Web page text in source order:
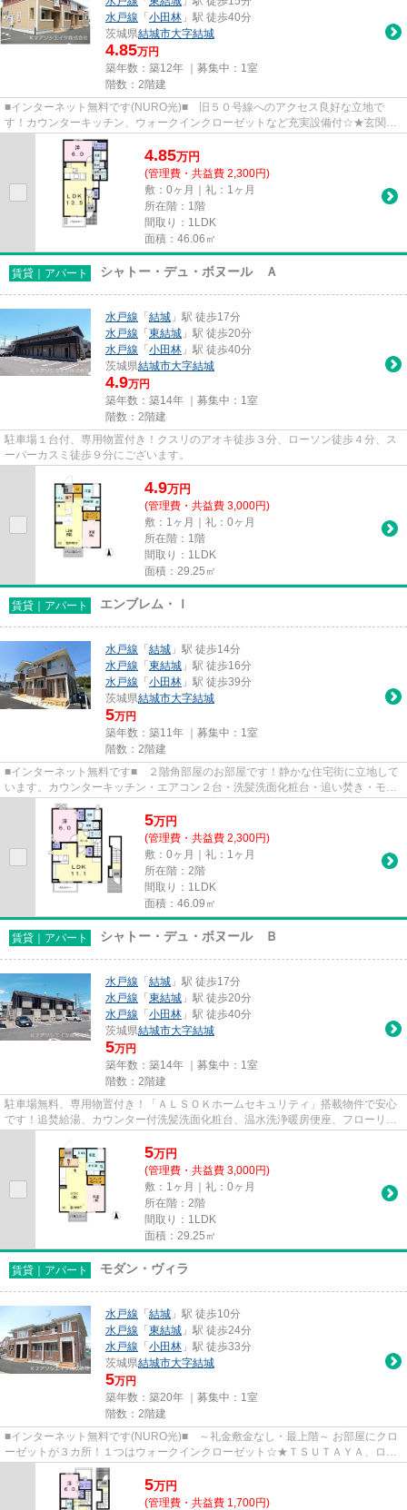
水戸線 「 小田林 」駅 徒歩40分
茨城県結城市大字結城
4.85万円
築年数：築12年 ｜募集中： 1室
階数：2階建
■インターネット無料です(NURO光)■ 旧５０号線へのアクセス良好な立地で
す！カウンターキッチン、ウォークインクローゼットなど充実設備付☆★玄関か
ら、お部屋の中は見えない間取りに...
4.85万円
(管理費・共益費 2,300円)
敷：0ヶ月｜礼：1ヶ月
所在階：1階
間取り：1LDK
面積：46.06㎡
賃貸｜アパート シャトー・デュ・ボヌール Ａ
水戸線 「 結城 」駅 徒歩17分
水戸線 「 東結城 」駅 徒歩20分
水戸線 「 小田林 」駅 徒歩40分
茨城県結城市大字結城
4.9万円
築年数：築14年 ｜募集中： 1室
階数：2階建
駐車場１台付、専用物置付き！クスリのアオキ徒歩３分、ローソン徒歩４分、ス
ーパーカスミ徒歩９分にございます。
4.9万円
(管理費・共益費 3,000円)
敷：1ヶ月｜礼：0ヶ月
所在階：1階
間取り：1LDK
面積：29.25㎡
賃貸｜アパート エンブレム・Ｉ
水戸線 「 結城 」駅 徒歩14分
水戸線 「 東結城 」駅 徒歩16分
水戸線 「 小田林 」駅 徒歩39分
茨城県結城市大字結城
5万円
築年数：築11年 ｜募集中： 1室
階数：2階建
■インターネット無料です■ ２階角部屋のお部屋です！静かな住宅街に立地して
います。カウンターキッチン・エアコン２台・洗髪洗面化粧台・追い焚き・モニ
タ付インターホン・ガスコン...
5万円
(管理費・共益費 2,300円)
敷：0ヶ月｜礼：1ヶ月
所在階：2階
間取り：1LDK
面積：46.09㎡
賃貸｜アパート シャトー・デュ・ボヌール Ｂ
水戸線 「 結城 」駅 徒歩17分
水戸線 「 東結城 」駅 徒歩20分
水戸線 「 小田林 」駅 徒歩40分
茨城県結城市大字結城
5万円
築年数：築14年 ｜募集中： 1室
階数：2階建
駐車場無料、専用物置付き！「ＡＬＳＯＫホームセキュリティ」搭載物件で安心
です！追焚給湯、カウンター付洗髪洗面化粧台、温水洗浄暖房便座、フローリン
5万円
(管理費・共益費 3,000円)
敷：1ヶ月｜礼：0ヶ月
所在階：2階
間取り：1LDK
面積：29.25㎡
賃貸｜アパート モダン・ヴィラ
水戸線 「 結城 」駅 徒歩10分
水戸線 「 東結城 」駅 徒歩24分
水戸線 「 小田林 」駅 徒歩33分
茨城県結城市大字結城
5万円
築年数：築20年 ｜募集中： 1室
階数：2階建
■インターネット無料です(NURO光)■ ～礼金敷金なし・最上階～ お部屋にクロ
ーゼットが３カ所！１つはウォークインクローゼット☆★ＴＳＵＴＡＹＡ、ロー
ソンまで４３０ｍ。クスリのアオ...
5万円
(管理費・共益費 1,700円)